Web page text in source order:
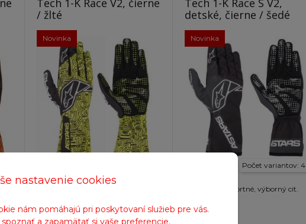
nastavenie cookies
nám pomáhajú pri poskytovaní služieb pre vás.
a zapamätať si vaše preferencie.
5
Tech 1-K Race V2, čierne
/ žlté
Novinka
Tech 1-K Race S V2,
detské, čierne / šedé
Novinka
Počet variantov: 4
Odolné a komfortné, výborný cit.